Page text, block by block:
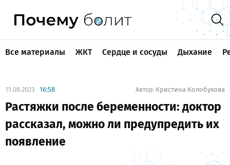
Все материалы ЖКТ Сердце и сосуды Дыхание
11.08.2023 16:58 Автор: Кристина Колобухова
Растяжки после беременности: доктор
рассказал, можно ли предупредить их
появление